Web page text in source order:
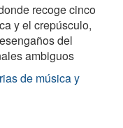
recoge cinco
y el crepúsculo,
del
ambiguos
de música y